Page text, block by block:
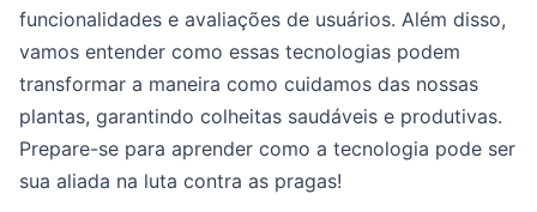
funcionalidades e avaliações de usuários. Além disso,
vamos entender como essas tecnologias podem
transformar a maneira como cuidamos das nossas
plantas, garantindo colheitas saudáveis e produtivas.
Prepare-se para aprender como a tecnologia pode ser
sua aliada na luta contra as pragas!